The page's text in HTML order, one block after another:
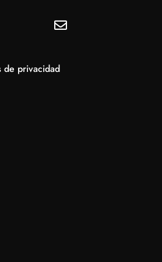
de privacidad